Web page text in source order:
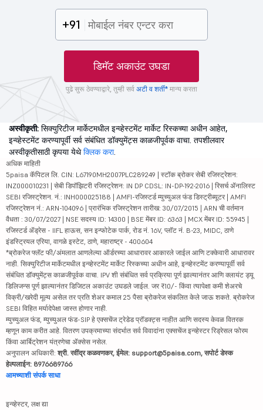
+91
डिमॅट अकाउंट उघडा
पुढे सुरू ठेवण्याद्वारे, तुम्ही सर्व अटी व शर्ती* मान्य करता
अस्वीकृती: सिक्युरिटीज मार्केटमधील इन्व्हेस्टमेंट मार्केट रिस्कच्या अधीन आहेत,
इन्व्हेस्टमेंट करण्यापूर्वी सर्व संबंधित डॉक्युमेंट्स काळजीपूर्वक वाचा. तपशीलवार
अस्वीकृतीसाठी कृपया येथेक्लिक करा.
अधिक माहिती
5paisa कॅपिटल लि. CIN: L67190MH2007PLC289249 | स्टॉक ब्रोकर सेबी रजिस्ट्रेशन:
INZ000010231 | सेबी डिपॉझिटरी रजिस्ट्रेशन: IN DP CDSL: IN-DP-192-2016 | रिसर्च ॲनालिस्ट
SEBI रजिस्ट्रेशन. नं.: INH000025188 | AMFI-रजिस्टर्ड म्युच्युअल फंड डिस्ट्रीब्यूटर | AMFI
रजिस्ट्रेशन नं.: ARN-104096 | प्रारंभिक रजिस्ट्रेशन तारीख: 30/07/2015 | ARN ची वर्तमान
वैधता : 30/07/2027 | NSE सदस्य ID: 14300 | BSE मेंबर ID: 6363 | MCX मेंबर ID: 55945 |
रजिस्टर्ड ॲड्रेस - IIFL हाऊस, सन इन्फोटेक पार्क, रोड नं. 16V, प्लॉट नं. B-23, MIDC, ठाणे
इंडस्ट्रियल एरिया, वागळे इस्टेट, ठाणे, महाराष्ट्र - 400604
*ब्रोकरेज फ्लॅट फी/अंमलात आणलेल्या ऑर्डरच्या आधारावर आकारले जाईल आणि टक्केवारी आधारावर
नाही. सिक्युरिटीज मार्केटमधील इन्व्हेस्टमेंट मार्केट रिस्कच्या अधीन आहे, इन्व्हेस्टमेंट करण्यापूर्वी सर्व
संबंधित डॉक्युमेंट्स काळजीपूर्वक वाचा. IPV शी संबंधित सर्व प्रक्रिया पूर्ण झाल्यानंतर आणि क्लायंट ड्यू
डिलिजन्स पूर्ण झाल्यानंतर डिजिटल अकाउंट उघडले जाईल. जर ₹10/- किंवा त्यापेक्षा कमी शेअरचे
विक्री/खरेदी मूल्य असेल तर प्रति शेअर कमाल 25 पैसा ब्रोकरेज संकलित केले जाऊ शकते. ब्रोकरेज
SEBI विहित मर्यादेपेक्षा जास्त होणार नाही.
म्युच्युअल फंड, म्युच्युअल फंड-SIP हे एक्सचेंज ट्रेडेड प्रॉडक्ट्स नाहीत आणि सदस्य केवळ वितरक
म्हणून काम करीत आहे. वितरण उपक्रमाच्या संदर्भात सर्व विवादांना एक्सचेंज इन्व्हेस्टर रिड्रेसल फोरम
किंवा आर्बिट्रेशन यंत्रणेचा ॲक्सेस नसेल.
अनुपालन अधिकारी: श्री. रवींद्र कळवणकर, ईमेल: support@5paisa.com, सपोर्ट डेस्क
हेल्पलाईन: 8976689766
आमच्याशी संपर्क साधा
इन्व्हेस्टर, लक्ष द्या